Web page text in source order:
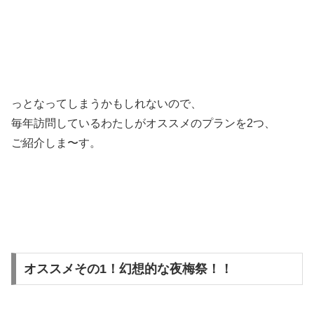
っとなってしまうかもしれないので、
毎年訪問しているわたしがオススメのプランを2つ、
ご紹介しま〜す。
オススメその1！幻想的な夜梅祭！！